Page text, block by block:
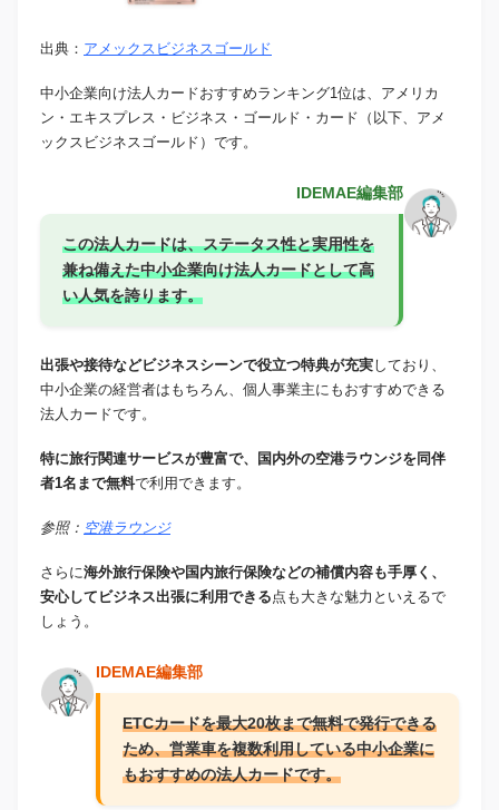
出典： アメックスビジネスゴールド
中小企業向け法人カードおすすめランキング1位は、アメリカ
ン・エキスプレス・ビジネス・ゴールド・カード（以下、アメ
ックスビジネスゴールド）です。
IDEMAE編集部
この法人カードは、ステータス性と実用性を
兼ね備えた中小企業向け法人カードとして高
い人気を誇ります。
出張や接待などビジネスシーンで役立つ特典が充実しており、
中小企業の経営者はもちろん、個人事業主にもおすすめできる
法人カードです。
特に旅行関連サービスが豊富で、国内外の空港ラウンジを同伴
者1名まで無料で利用できます。
参照： 空港ラウンジ
さらに海外旅行保険や国内旅行保険などの補償内容も手厚く、
安心してビジネス出張に利用できる点も大きな魅力といえるで
しょう。
IDEMAE編集部
ETCカードを最大20枚まで無料で発行できる
ため、営業車を複数利用している中小企業に
もおすすめの法人カードです。